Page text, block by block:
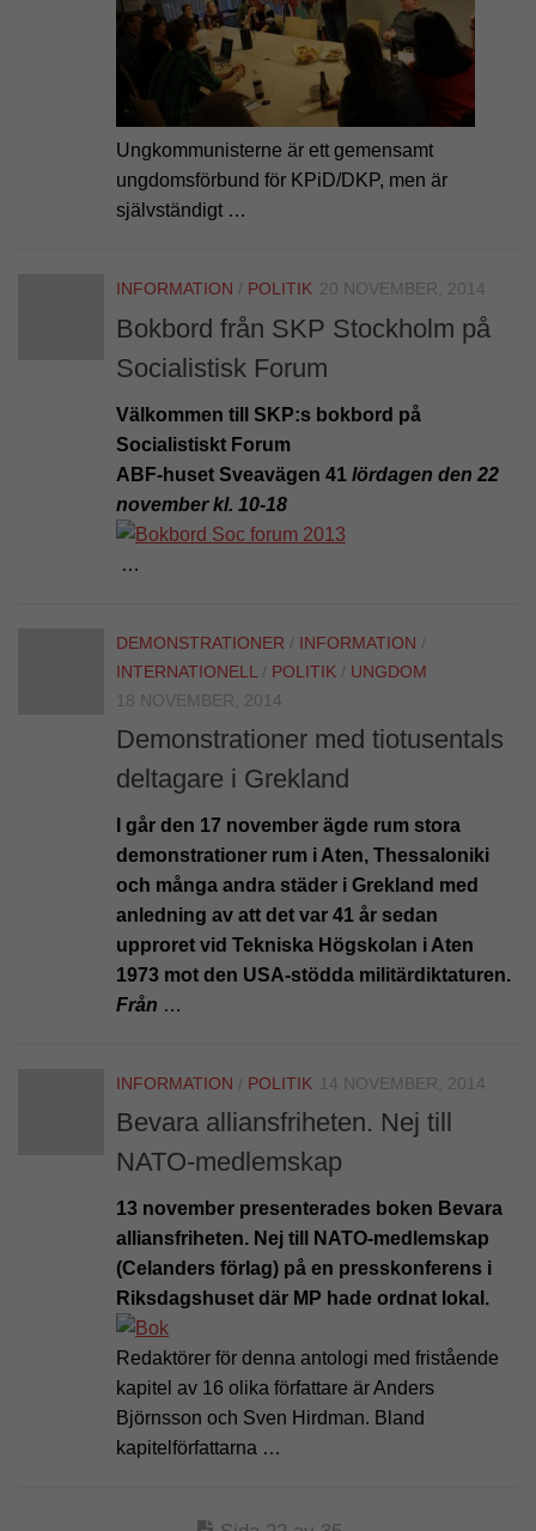
Ungkommunisterne är ett gemensamt
ungdomsförbund för KPiD/DKP, men är
självständigt …
INFORMATION / POLITIK 20 NOVEMBER, 2014
Bokbord från SKP Stockholm på
Socialistisk Forum
Välkommen till SKP:s bokbord på
Socialistiskt Forum
ABF-huset Sveavägen 41 lördagen den 22
november kl. 10-18
…
DEMONSTRATIONER / INFORMATION /
INTERNATIONELL / POLITIK / UNGDOM
18 NOVEMBER, 2014
Demonstrationer med tiotusentals
deltagare i Grekland
I går den 17 november ägde rum stora
demonstrationer rum i Aten, Thessaloniki
och många andra städer i Grekland med
anledning av att det var 41 år sedan
upproret vid Tekniska Högskolan i Aten
1973 mot den USA-stödda militärdiktaturen.
Från …
INFORMATION / POLITIK 14 NOVEMBER, 2014
Bevara alliansfriheten. Nej till
NATO-medlemskap
13 november presenterades boken Bevara
alliansfriheten. Nej till NATO-medlemskap
(Celanders förlag) på en presskonferens i
Riksdagshuset där MP hade ordnat lokal.
Redaktörer för denna antologi med fristående
kapitel av 16 olika författare är Anders
Björnsson och Sven Hirdman. Bland
kapitelförfattarna …